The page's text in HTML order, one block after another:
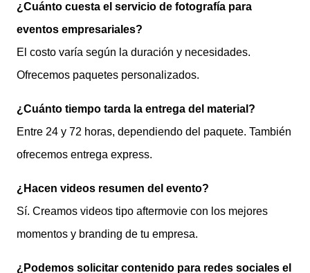
¿Cuánto cuesta el servicio de fotografía para
eventos empresariales?
El costo varía según la duración y necesidades.
Ofrecemos paquetes personalizados.
¿Cuánto tiempo tarda la entrega del material?
Entre 24 y 72 horas, dependiendo del paquete. También
ofrecemos entrega express.
¿Hacen videos resumen del evento?
Sí. Creamos videos tipo aftermovie con los mejores
momentos y branding de tu empresa.
¿Podemos solicitar contenido para redes sociales el